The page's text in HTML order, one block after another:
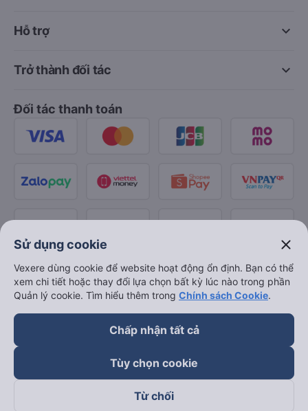
keyboard_arrow_down
Hỗ trợ
keyboard_arrow_down
Trở thành đối tác
Đối tác thanh toán
Sử dụng cookie close
Vexere dùng cookie để website hoạt động ổn định. Bạn có thể
xem chi tiết hoặc thay đổi lựa chọn bất kỳ lúc nào trong phần
Quản lý cookie. Tìm hiểu thêm trong Chính sách Cookie.
Chấp nhận tất cả
Tùy chọn cookie
Từ chối